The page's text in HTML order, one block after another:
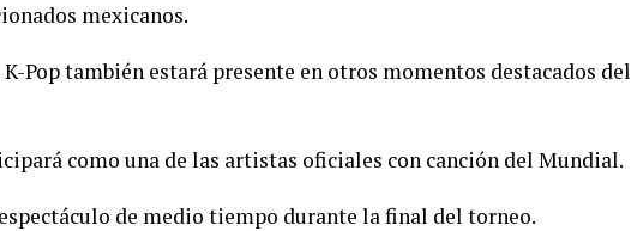
mexicanos.
Pop también estará presente en otros momentos destacados del
como una de las artistas oficiales con canción del Mundial.
de medio tiempo durante la final del torneo.